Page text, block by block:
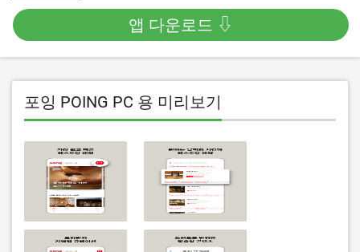
앱 다운로드 ⇩
포잉 POING PC 용 미리보기